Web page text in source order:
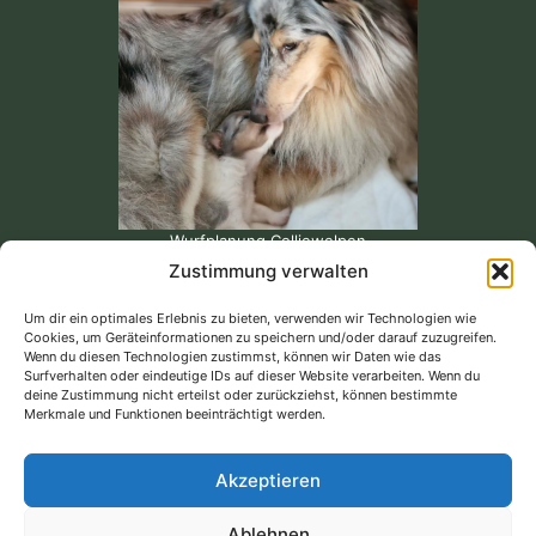
Zustimmung verwalten
Um dir ein optimales Erlebnis zu bieten, verwenden wir Technologien wie
Cookies, um Geräteinformationen zu speichern und/oder darauf zuzugreifen.
Wenn du diesen Technologien zustimmst, können wir Daten wie das
Surfverhalten oder eindeutige IDs auf dieser Website verarbeiten. Wenn du
deine Zustimmung nicht erteilst oder zurückziehst, können bestimmte
Merkmale und Funktionen beeinträchtigt werden.
Akzeptieren
Wurfplanung Colliewelpen
Unsere Bewertungen bei Google...